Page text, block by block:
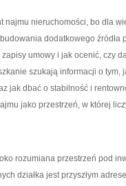
nieruchomości, bo dla
dodatkowego źródła
umowy i jak ocenić, czy
szukają informacji o
jak dbać o stabilność i
jako przestrzeń, w której
rozumiana przestrzeń pod
działka jest przyszłym